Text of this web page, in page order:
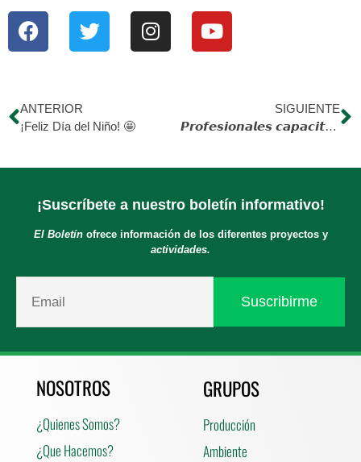
ANTERIOR
¡Feliz Día del Niño! 🤩
SIGUIENTE
𝙋𝙧𝙤𝙛𝙚𝙨𝙞𝙤𝙣𝙖𝙡𝙚𝙨 𝙘𝙖𝙥𝙖𝙘𝙞𝙩𝙖𝙙𝙤𝙨 𝙥𝙖𝙧𝙖 𝙩𝙧𝙖𝙩𝙖𝙧 𝙩𝙪 𝙨𝙖𝙡𝙪𝙙. 🩺👨🏻‍⚕️
¡Suscríbete a nuestro boletín informativo!
El Boletínofrece información de los diferentes proyectos y
actividades.
NOSOTROS
¿Quienes Somos?
¿Que Hacemos?
GRUPOS
Producción
Ambiente